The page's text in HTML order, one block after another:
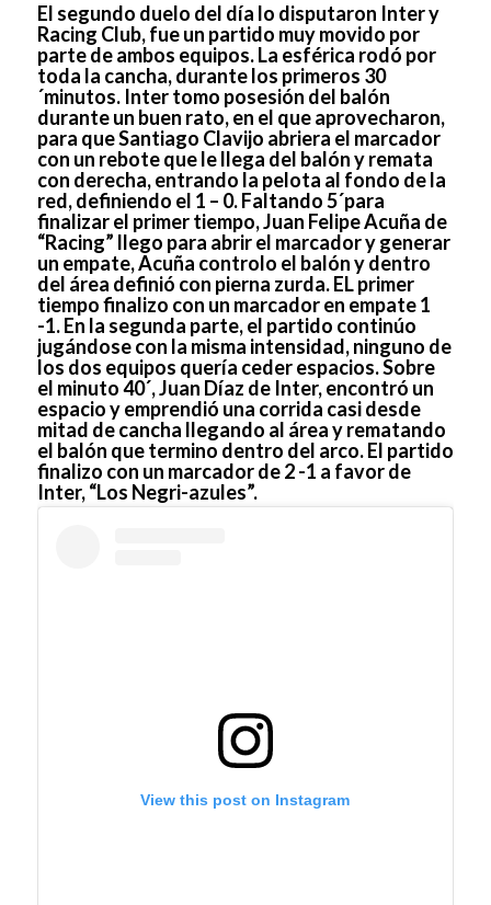
El segundo duelo del día lo disputaron Inter y
Racing Club, fue un partido muy movido por
parte de ambos equipos. La esférica rodó por
toda la cancha, durante los primeros 30
´minutos. Inter tomo posesión del balón
durante un buen rato, en el que aprovecharon,
para que Santiago Clavijo abriera el marcador
con un rebote que le llega del balón y remata
con derecha, entrando la pelota al fondo de la
red, definiendo el 1 – 0. Faltando 5´para
finalizar el primer tiempo, Juan Felipe Acuña de
“Racing” llego para abrir el marcador y generar
un empate, Acuña controlo el balón y dentro
del área definió con pierna zurda. EL primer
tiempo finalizo con un marcador en empate 1
-1. En la segunda parte, el partido continúo
jugándose con la misma intensidad, ninguno de
los dos equipos quería ceder espacios. Sobre
el minuto 40´, Juan Díaz de Inter, encontró un
espacio y emprendió una corrida casi desde
mitad de cancha llegando al área y rematando
el balón que termino dentro del arco. El partido
finalizo con un marcador de 2 -1 a favor de
Inter, “Los Negri-azules”.
View this post on Instagram